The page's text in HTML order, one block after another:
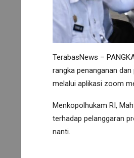
TerabasNews –
rangka penanganan
melalui aplikasi zoom
Menkopolhukam RI,
terhadap pelanggaran
nanti.